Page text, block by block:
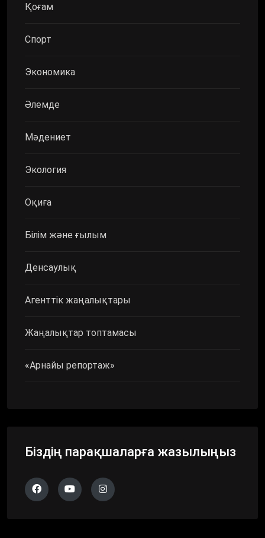
Қоғам
Спорт
Экономика
Әлемде
Мәдениет
Экология
Оқиға
Білім және ғылым
Денсаулық
Агенттік жаңалықтары
Жаңалықтар топтамасы
«Арнайы репортаж»
Біздің парақшаларға жазылыңыз